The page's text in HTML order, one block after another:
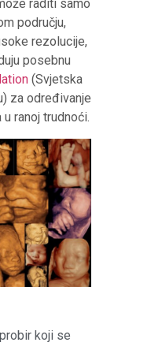
raditi samo
području,
rezolucije,
posebnu
(Svjetska
za određivanje
ranoj trudnoći.
koji se